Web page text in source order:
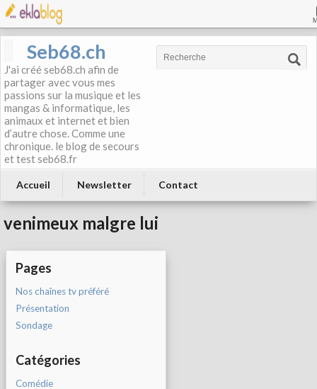
Seb68.ch
J'ai créé seb68.ch afin de
partager avec vous mes
passions sur la musique et les
mangas & informatique, les
animaux et internet et bien
d’autre chose. Comme une
chronique. le blog de secours
et test seb68.fr
Accueil Newsletter Contact
venimeux malgre lui
Pages
Nos chaînes tv préféré
Présentation
Sondage
Catégories
Comédie